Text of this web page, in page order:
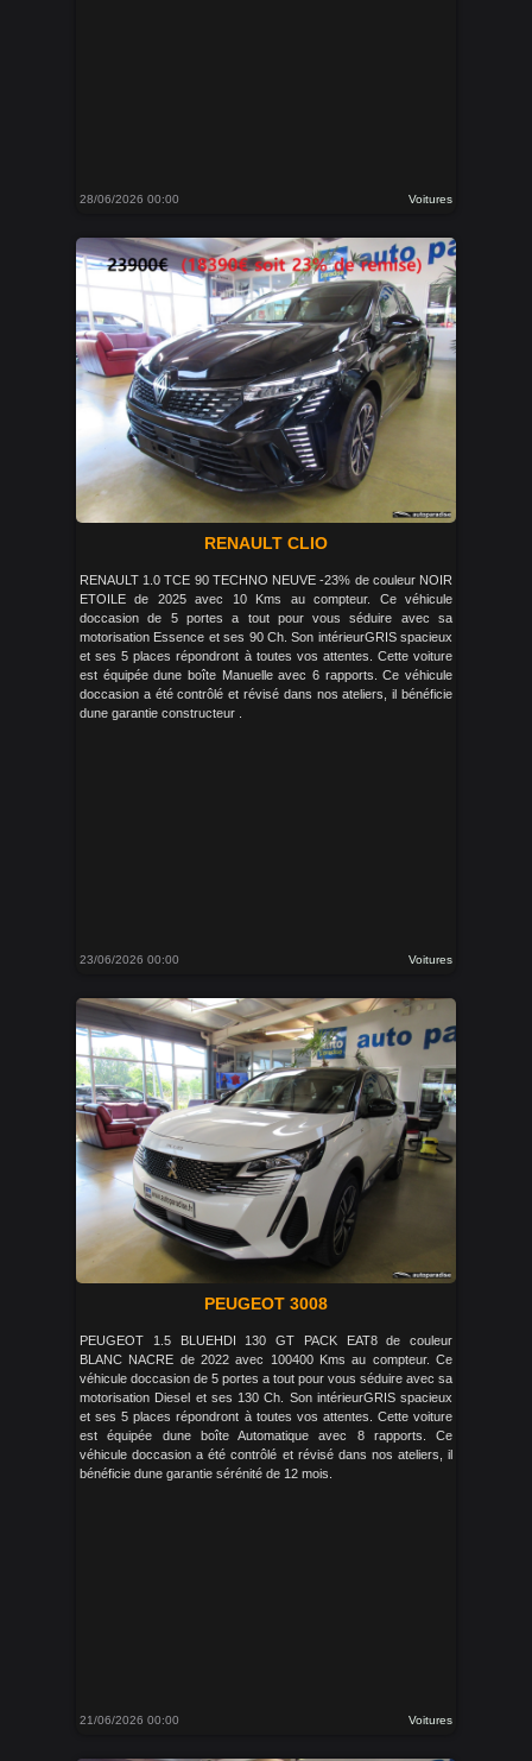
28/06/2026 00:00 Voitures
RENAULT CLIO
RENAULT 1.0 TCE 90 TECHNO NEUVE -23% de couleur NOIR
ETOILE de 2025 avec 10 Kms au compteur. Ce véhicule
doccasion de 5 portes a tout pour vous séduire avec sa
motorisation Essence et ses 90 Ch. Son intérieurGRIS spacieux
et ses 5 places répondront à toutes vos attentes. Cette voiture
est équipée dune boîte Manuelle avec 6 rapports. Ce véhicule
doccasion a été contrôlé et révisé dans nos ateliers, il bénéficie
dune garantie constructeur .
23/06/2026 00:00 Voitures
PEUGEOT 3008
PEUGEOT 1.5 BLUEHDI 130 GT PACK EAT8 de couleur
BLANC NACRE de 2022 avec 100400 Kms au compteur. Ce
véhicule doccasion de 5 portes a tout pour vous séduire avec sa
motorisation Diesel et ses 130 Ch. Son intérieurGRIS spacieux
et ses 5 places répondront à toutes vos attentes. Cette voiture
est équipée dune boîte Automatique avec 8 rapports. Ce
véhicule doccasion a été contrôlé et révisé dans nos ateliers, il
bénéficie dune garantie sérénité de 12 mois.
21/06/2026 00:00 Voitures